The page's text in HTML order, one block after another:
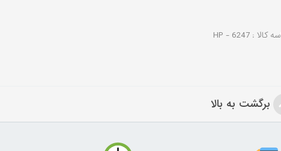
کالا : HP - 6247
برگشت به بالا